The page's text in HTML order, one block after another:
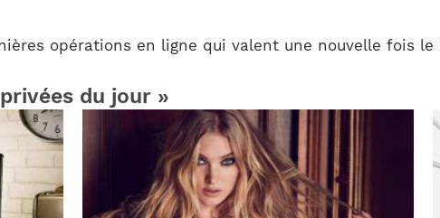
opérations en ligne qui valent une nouvelle fois le
du jour »